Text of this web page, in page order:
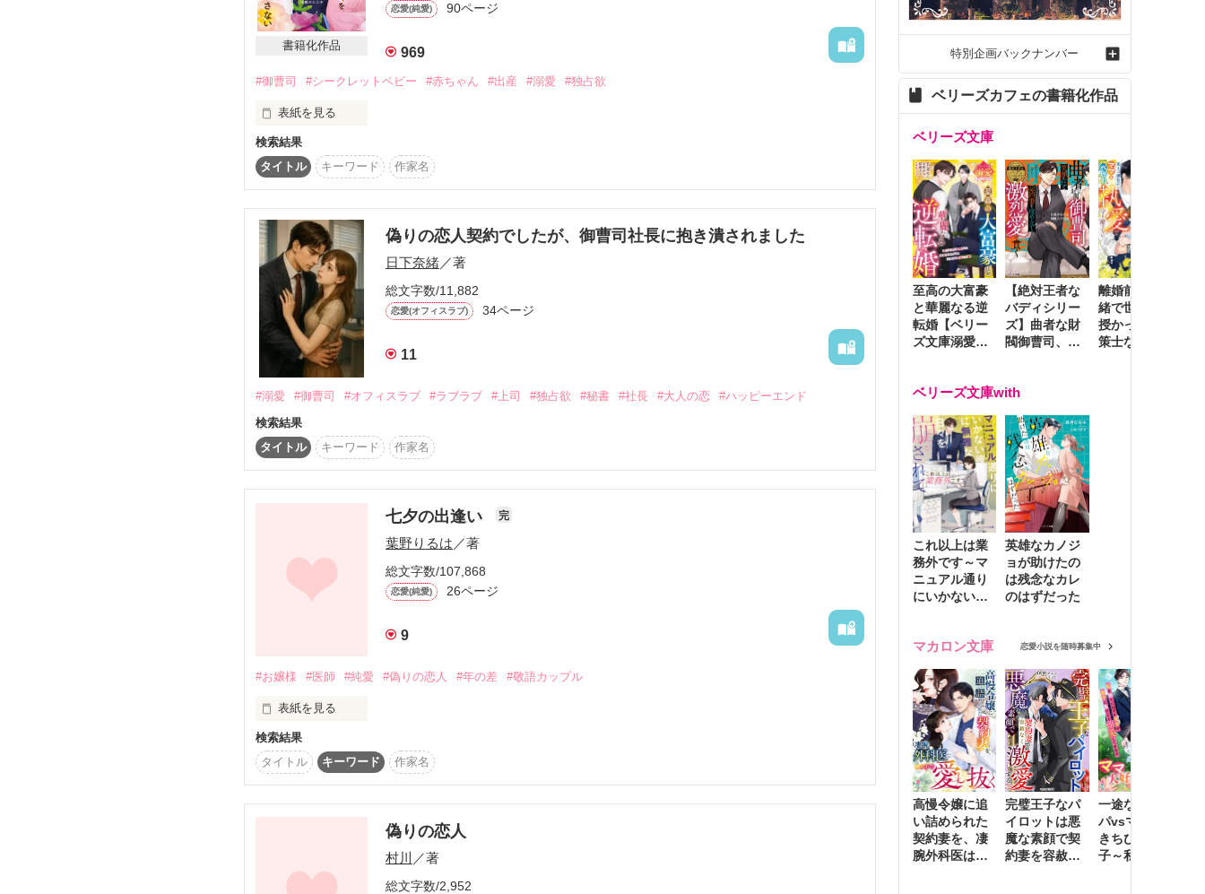
書籍化作品
恋愛(純愛) 90ページ
969
#御曹司 #シークレットベビー #赤ちゃん #出産 #溺愛 #独占欲
表紙を見る
ある日突然
憧れの上司、白鳥清都（29）から
ビアレストラン店長、森名映美（25）
「自分でも驚いてる。こんなに強欲なんだなって」
甘く迫られて
一夜をともにしたふたり
けれども、誤解から気持ちがすれ違ったまま
清都は二年間のアメリカ赴任へ行ってしまう
「映美を取り戻すためならなんだってする」
横暴で強引な態度に豹変していて…⁉
「きみって人は……。俺がどれほどきみに惚れてるのか、まだわからないのか？」
家族としてともに歩むまでのお話
検索結果
タイトル
キーワード 作家名
偽りの恋人契約でしたが、御曹司社長に抱き潰されました
日下奈緒／著
総文字数/11,882
恋愛(オフィスラブ) 34ページ
11
#溺愛 #御曹司 #オフィスラブ #ラブラブ #上司 #独占欲 #秘書 #社長 #大人の恋
#ハッピーエンド
検索結果
タイトル
キーワード 作家名
七夕の出逢い 完
葉野りるは ／著
総文字数/107,868
恋愛(純愛) 26ページ
9
#お嬢様 #医師 #純愛 #偽りの恋人 #年の差 #敬語カップル
表紙を見る
財閥のお嬢様なんて
いいことないわ。
お見合いから始まる恋も
道端に咲く花を見つけるような、
河原にあるたくさんの石から
特別なひとつを見つけるような、
そんな恋をしたい。
検索結果
タイトル
キーワード 作家名
偽りの恋人
村川 ／著
総文字数/2,952
特別企画バックナンバー
ベリーズカフェの書籍化作品
ベリーズ文庫
至高の大富豪
と華麗なる逆
転婚【ベリー
ズ文庫溺愛ア
【絶対王者な
バディシリー
ズ】曲者な財
閥御曹司、笑
激烈愛で貫く
離婚前夜に内
緒で世継ぎを
授かったら～
策士な御曹司
ベリーズ文庫with
これ以上は業
務外です～マ
ニュアル通り
にいかない彼
英雄なカノジ
ョが助けたの
は残念なカレ
のはずだった
マカロン文庫 恋愛小説を随時募集中
高慢令嬢に追
い詰められた
契約妻を、凄
腕外科医はこ
完璧王子なパ
イロットは悪
魔な素顔で契
約妻を容赦な
一途な社長パ
パvsママ大好
きちびっこ息
子～私を捨て